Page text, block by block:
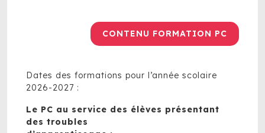
CONTENU FORMATION PC
Dates des formations pour l’année scolaire
2026-2027 :
Le PC au service des élèves présentant
des troubles